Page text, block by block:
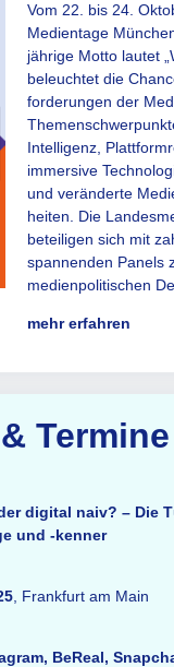
Vom 22. bis 24.
Medientage
jährige Motto lautet
beleuchtet die
forderungen der
Intelligenz,
immersive
und veränderte
heiten. Die
beteiligen sich mit
spannenden Panels
medienpolitischen
mehr erfahren
Termine
digital naiv? – Die
und -kenner
, Frankfurt am Main
BeReal,